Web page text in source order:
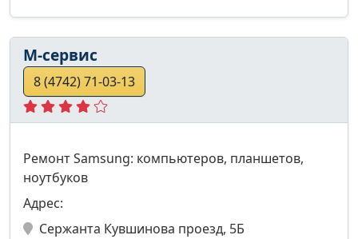
М-сервис
8 (4742) 71-03-13
Ремонт Samsung: компьютеров, планшетов,
ноутбуков
Адрес:
Сержанта Кувшинова проезд, 5Б